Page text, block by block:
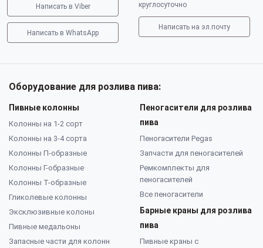
Написать в Viber
Написать в WhatsApp
круглосуточно
Написать на эл.почту
Оборудование для розлива пива:
Пивные колонны
Колонны на 1-2 сорт
Колонны на 3-4 сорта
Колонны П-образные
Колонны Г-образные
Колонны Т-образные
Гликолевые колонны
Эксклюзивные колоны
Пивные медальоны
Запасные части для колонн
Пеногасители для розлива
пива
Пеногасители Pegas
Запчасти для пеногасителей
Ремкомплекты для
пеногасителей
Все пеногасители
Барные краны для розлива
пива
Пивные краны с